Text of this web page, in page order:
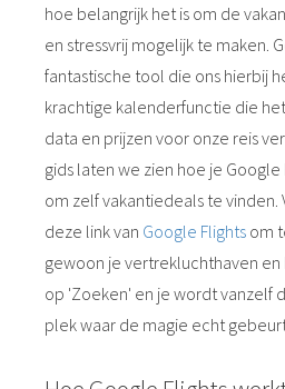
hoe belangrijk het is om de
en stressvrij mogelijk te maken.
fantastische tool die ons hierbij
krachtige kalenderfunctie die
data en prijzen voor onze reis
gids laten we zien hoe je
om zelf vakantiedeals te vinden.
deze link van Google Flights om
gewoon je vertrekluchthaven
op 'Zoeken' en je wordt vanzelf
plek waar de magie echt